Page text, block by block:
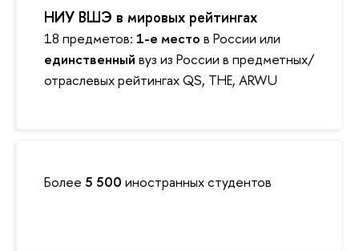
НИУ ВШЭ в мировых рейтингах
18 предметов: 1-е место в России или
единственный вуз из России в предметных/
отраслевых рейтингах QS, THE, ARWU
Более 5 500 иностранных студентов